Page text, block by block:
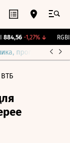
-1,27%↓ RGBI
прогнозы